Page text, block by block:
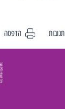
תגובות הדפסה